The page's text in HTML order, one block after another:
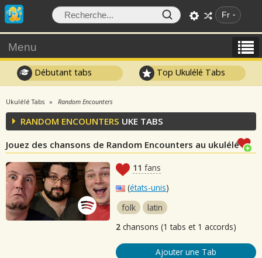
Fr
Menu
Débutant tabs Top Ukulélé Tabs
Ukulélé Tabs Random Encounters
RANDOM ENCOUNTERS UKE TABS
Jouez des chansons de Random Encounters au ukulélé
11 fans
(états-unis)
folk
latin
2 chansons (1 tabs et 1 accords)
Ajouter une Tab